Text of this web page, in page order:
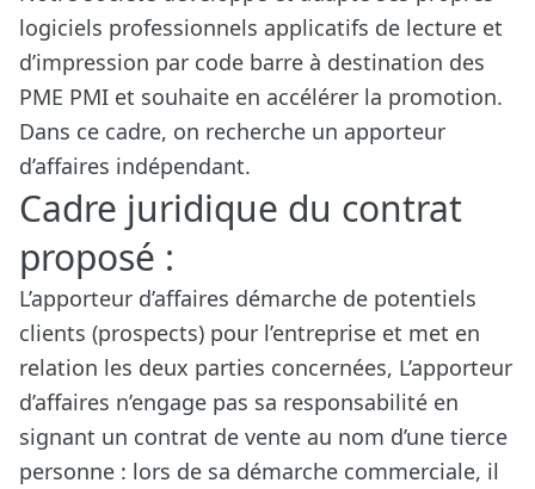
logiciels professionnels applicatifs de lecture et
d’impression par code barre à destination des
PME PMI et souhaite en accélérer la promotion.
Dans ce cadre, on recherche un apporteur
d’affaires indépendant.
Cadre juridique du contrat
proposé :
L’apporteur d’affaires démarche de potentiels
clients (prospects) pour l’entreprise et met en
relation les deux parties concernées, L’apporteur
d’affaires n’engage pas sa responsabilité en
signant un contrat de vente au nom d’une tierce
personne : lors de sa démarche commerciale, il